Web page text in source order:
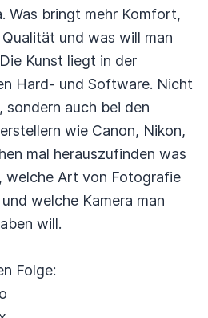
Was bringt mehr Komfort,
und was will man
Kunst liegt in der
Hard- und Software. Nicht
sondern auch bei den
wie Canon, Nikon,
mal herauszufinden was
welche Art von Fotografie
welche Kamera man
will.
Folge: